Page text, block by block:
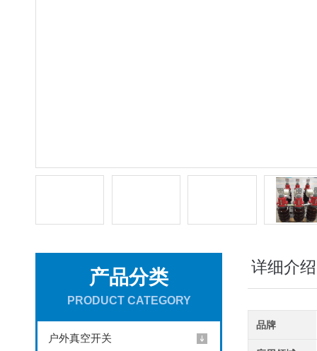
产品分类
PRODUCT CATEGORY
户外真空开关
详细介绍
品牌